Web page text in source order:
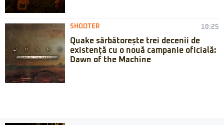
SHOOTER 10:25
Quake sărbătorește trei decenii de
existență cu o nouă campanie oficială:
Dawn of the Machine